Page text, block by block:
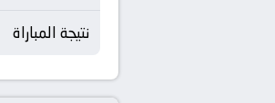
نتيجة المباراة